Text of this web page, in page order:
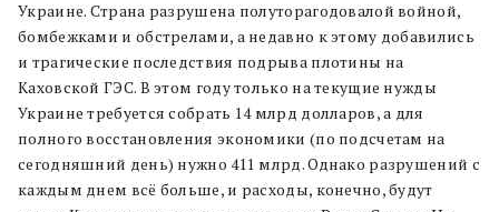
Украине. Страна разрушена полуторагодовалой войной,
бомбежками и обстрелами, а недавно к этому добавились
и трагические последствия подрыва плотины на
Каховской ГЭС. В этом году только на текущие нужды
Украине требуется собрать 14 млрд долларов, а для
полного восстановления экономики (по подсчетам на
сегодняшний день) нужно 411 млрд. Однако разрушений с
каждым днем всё больше, и расходы, конечно, будут